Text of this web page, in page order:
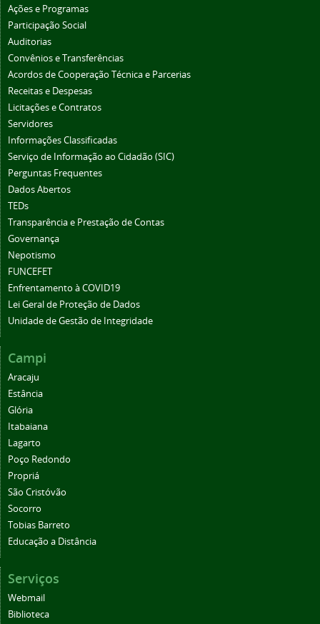
Ações e Programas
Participação Social
Auditorias
Convênios e Transferências
Acordos de Cooperação Técnica e Parcerias
Receitas e Despesas
Licitações e Contratos
Servidores
Informações Classificadas
Serviço de Informação ao Cidadão (SIC)
Perguntas Frequentes
Dados Abertos
TEDs
Transparência e Prestação de Contas
Governança
Nepotismo
FUNCEFET
Enfrentamento à COVID19
Lei Geral de Proteção de Dados
Unidade de Gestão de Integridade
Campi
Aracaju
Estância
Glória
Itabaiana
Lagarto
Poço Redondo
Propriá
São Cristóvão
Socorro
Tobias Barreto
Educação a Distância
Serviços
Webmail
Biblioteca